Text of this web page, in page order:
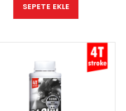
SEPETE EKLE